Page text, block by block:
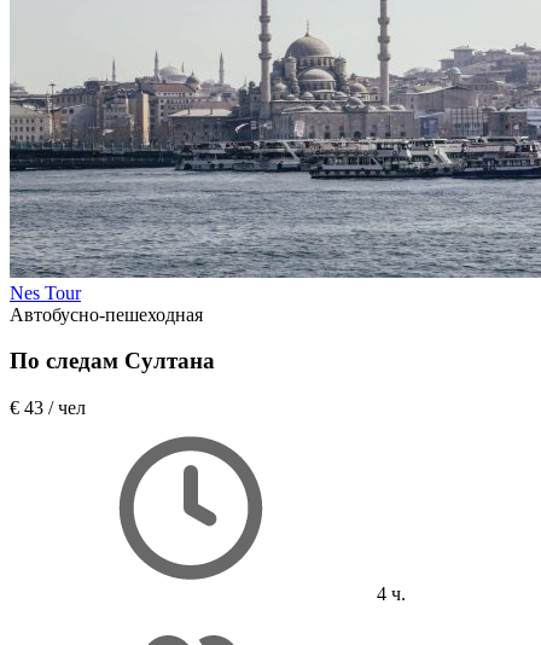
Nes Tour
Автобусно-пешеходная
По следам Султана
€ 43 / чел
4 ч.